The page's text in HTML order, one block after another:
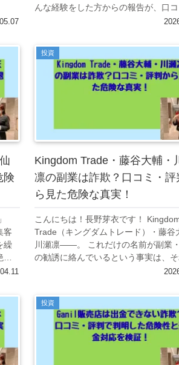
んな経験をした方からの報告が、口コ
評判サイトで急増しています。 「
険
客
繰
耀
投資
Kingdom Trade・藤谷大輔・
凛の副業は詐欺？口コミ・評
ら見た危険な真実！
こんにちは！長野芽衣です！
Trade（キングダムトレード）・藤谷
川瀬凛——。 これだけの名前が副業
の勧誘に絡んでいるという事実は、そ
体がひとつの疑問符を投げかけます
投資